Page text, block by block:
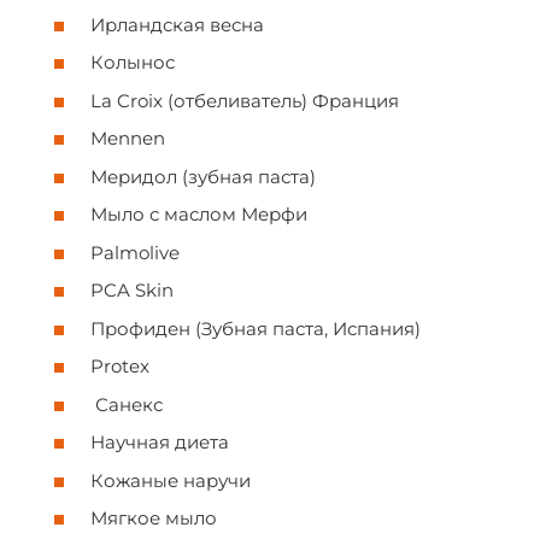
Ирландская весна
Колынос
La Croix (отбеливатель) Франция
Mennen
Меридол (зубная паста)
Мыло с маслом Мерфи
Palmolive
PCA Skin
Профиден (Зубная паста, Испания)
Protex
Санекс
Научная диета
Кожаные наручи
Мягкое мыло